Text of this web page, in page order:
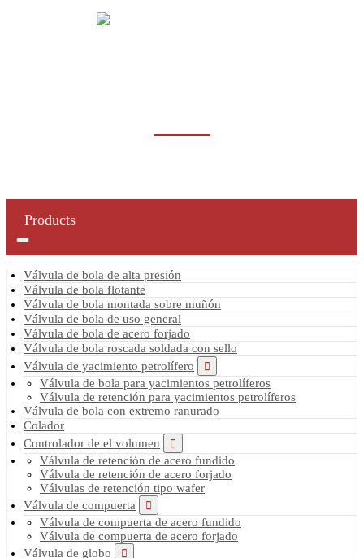
Products
Válvula de bola de alta presión
Válvula de bola flotante
Válvula de bola montada sobre muñón
Válvula de bola de uso general
Válvula de bola de acero forjado
Válvula de bola roscada soldada con sello
Válvula de yacimiento petrolífero
Válvula de bola para yacimientos petrolíferos
Válvula de retención para yacimientos petrolíferos
Válvula de bola con extremo ranurado
Colador
Controlador de el volumen
Válvula de retención de acero fundido
Válvula de retención de acero forjado
Válvulas de retención tipo wafer
Válvula de compuerta
Válvula de compuerta de acero fundido
Válvula de compuerta de acero forjado
Válvula de globo